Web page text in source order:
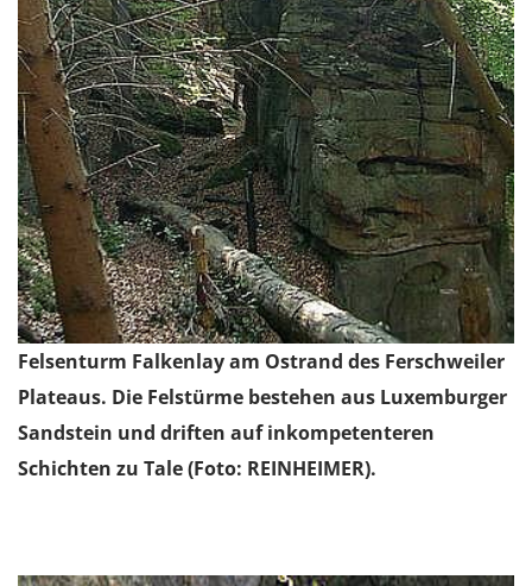
Felsenturm Falkenlay am Ostrand des Ferschweiler
Plateaus. Die Felstürme bestehen aus Luxemburger
Sandstein und driften auf inkompetenteren
Schichten zu Tale (Foto: REINHEIMER).